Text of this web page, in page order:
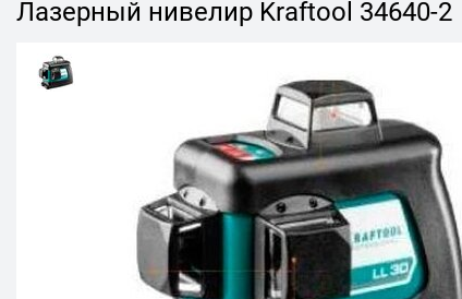
Лазерный нивелир Kraftool 34640-2